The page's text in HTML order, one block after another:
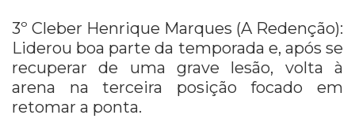
3º Cleber Henrique Marques (A Redenção):
Liderou boa parte da temporada e, após se
recuperar de uma grave lesão, volta à
arena na terceira posição focado em
retomar a ponta.